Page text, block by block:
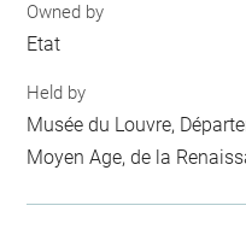
Owned by
Etat
Held by
Musée du Louvre,
Moyen Age, de la